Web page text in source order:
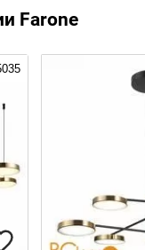
Farone